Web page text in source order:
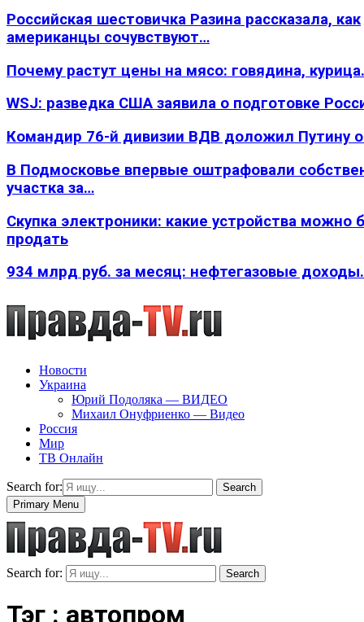
Российская шестовичка Разина рассказала, как
американцы сочувствуют…
Почему растут цены на мясо: говядина,
WSJ: разведка США заявила о подготовке
Командир 76-й дивизии ВДВ доложил Путину
В Подмосковье впервые оштрафовали
участка за…
Скупка электроники: какие устройства можно
продать
934 млрд руб. за месяц: нефтегазовые
Новости
Украина
Юрий Подоляка — ВИДЕО
Михаил Онуфриенко — Видео
Россия
Мир
ТВ Онлайн
Search for:
Search
Primary Menu
Search for: Search
Тэг : автопром